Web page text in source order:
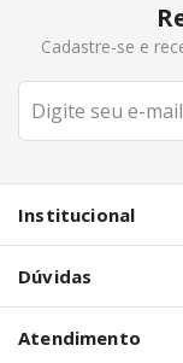
Cadastre-se e
Institucional
Dúvidas
Atendimento